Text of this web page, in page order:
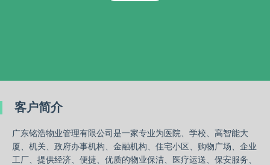
客户简介
广东铭浩物业管理有限公司是一家专业为医院、学校、高智能大
厦、机关、政府办事机构、金融机构、住宅小区、购物广场、企业
工厂、提供经济、便捷、优质的物业保洁、医疗运送、保安服务、